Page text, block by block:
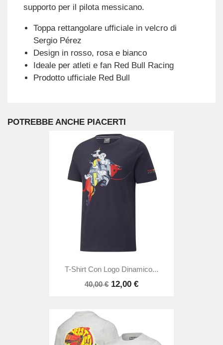
supporto per il pilota messicano.
Toppa rettangolare ufficiale in velcro di
Sergio Pérez
Design in rosso, rosa e bianco
Ideale per atleti e fan Red Bull Racing
Prodotto ufficiale Red Bull
POTREBBE ANCHE PIACERTI
T-Shirt Con Logo Dinamico...
40,00 € 12,00 €